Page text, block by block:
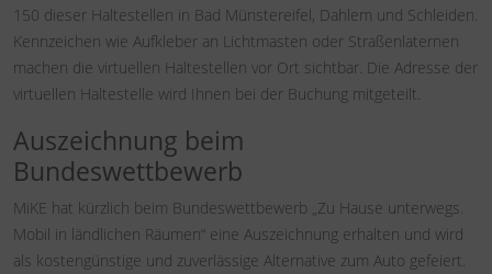
150 dieser Haltestellen in Bad Münstereifel, Dahlem und Schleiden.
Kennzeichen wie Aufkleber an Lichtmasten oder Straßenlaternen
machen die virtuellen Haltestellen vor Ort sichtbar. Die Adresse der
virtuellen Haltestelle wird Ihnen bei der Buchung mitgeteilt.
Auszeichnung beim
Bundeswettbewerb
MiKE hat kürzlich beim Bundeswettbewerb „Zu Hause unterwegs.
Mobil in ländlichen Räumen“ eine Auszeichnung erhalten und wird
als kostengünstige und zuverlässige Alternative zum Auto gefeiert.